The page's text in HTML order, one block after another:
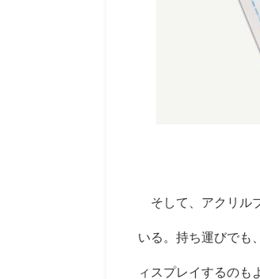
そして、アクリル
いる。持ち運びでも
ィスプレイするのも